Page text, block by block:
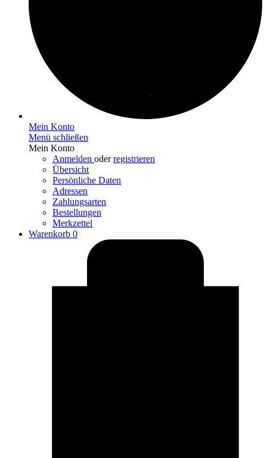
Mein Konto
Menü schließen
Mein Konto
Anmelden oderregistrieren
Übersicht
Persönliche Daten
Adressen
Zahlungsarten
Bestellungen
Merkzettel
Warenkorb 0